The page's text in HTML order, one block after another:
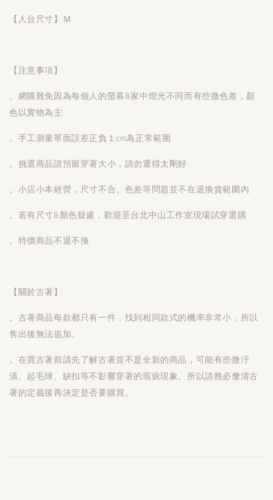
【人台尺寸】Ｍ
【注意事項】
。網購難免因為每個人的螢幕&家中燈光不同而有些微色差，顏
色以實物為主
。手工測量單面誤差正負１cm為正常範圍
。挑選商品請預留穿著大小，請勿選得太剛好
。小店小本經營，尺寸不合、色差等問題並不在退換貨範圍內
。若有尺寸&顏色疑慮，歡迎至台北中山工作室現場試穿選購
。特價商品不退不換
【關於古著】
。古著商品每款都只有一件，找到相同款式的機率非常小，所以
售出後無法追加。
。在買古著前請先了解古著並不是全新的商品，可能有些微汙
漬、起毛球、缺扣等不影響穿著的瑕疵現象。所以請務必釐清古
著的定義後再決定是否要購買。